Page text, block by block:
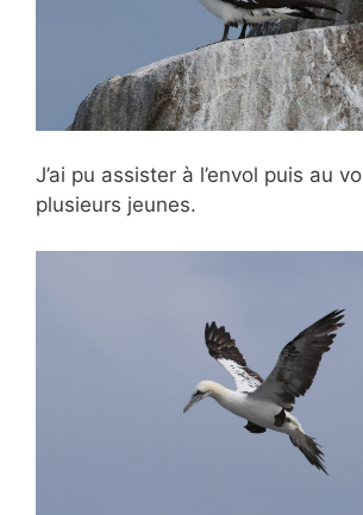
J’ai pu assister à l’envol puis au
plusieurs jeunes.